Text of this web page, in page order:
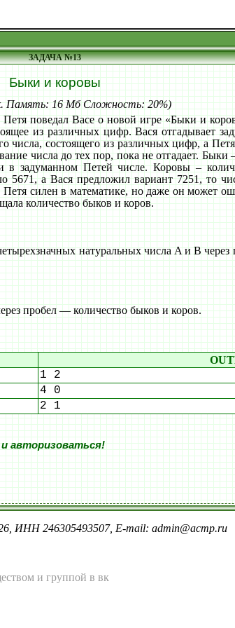
ЗАДАЧА №13
Быки и коровы
Память: 16 Мб Сложность: 20%)
поведал Васе о новой игре «Быки и
из различных цифр. Вася отгадывает
числа, состоящего из различных цифр, а
числа до тех пор, пока не отгадает.
задуманном Петей числе. Коровы –
5671, а Вася предложил вариант 7251, то
силен в математике, но даже он может
количество быков и коров.
натуральных числа A и B
пробел — количество быков и коров.
1 2
4 0
2 1
авторизоваться!
ИНН 246305493507, E-mail: admin@acmp.ru
и группой в вк